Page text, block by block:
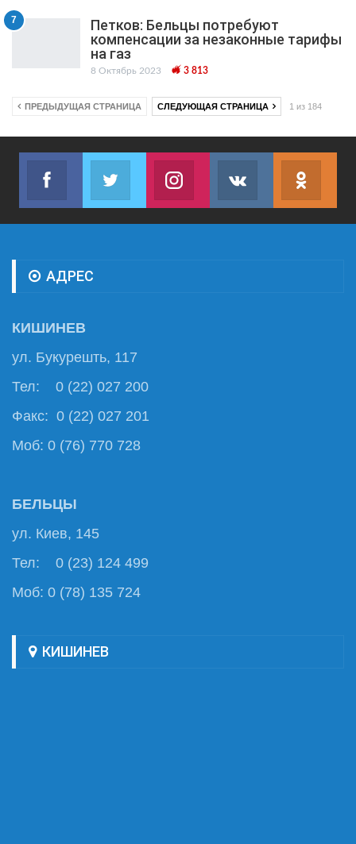
7
Петков: Бельцы потребуют
компенсации за незаконные тарифы
на газ
8 Октябрь 2023 3 813
ПРЕДЫДУЩАЯ СТРАНИЦА СЛЕДУЮЩАЯ СТРАНИЦА 1 из 184
Facebook
Join us on Facebook
Twitter
Join us on TwitterJoin us on InstagramJoin us on VK
АДРЕС
КИШИНЕВ
ул. Букурешть, 117
Тел: 0 (22) 027 200
Факс: 0 (22) 027 201
Моб: 0 (76) 770 728
БЕЛЬЦЫ
ул. Киев, 145
Тел: 0 (23) 124 499
Моб: 0 (78) 135 724
КИШИНЕВ